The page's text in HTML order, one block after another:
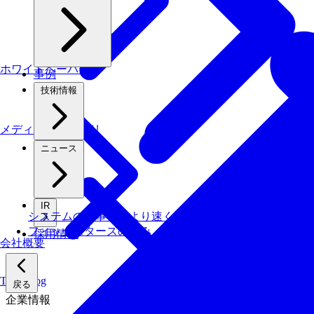
ホワイトペーパー
Tech Blog
メディアライブラリ
事例
技術情報
ニュース
IR
採用情報
戻る
企業情報
会社概要
システムの仕事を、より速く・安く・省エネでこなす技
フィックスターズの​強み